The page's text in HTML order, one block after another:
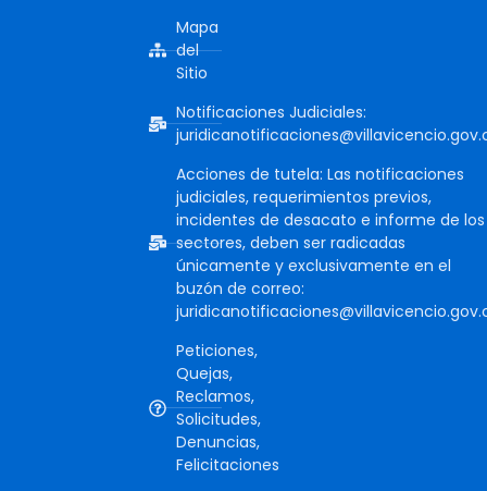
Mapa
del
Sitio
Notificaciones Judiciales:
Acciones de tutela: Las notificaciones
judiciales, requerimientos previos,
incidentes de desacato e informe de los
sectores, deben ser radicadas
únicamente y exclusivamente en el
buzón de correo:
Peticiones,
Quejas,
Reclamos,
Solicitudes,
Denuncias,
Felicitaciones